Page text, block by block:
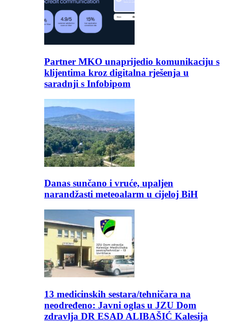
Partner MKO unaprijedio komunikaciju s
klijentima kroz digitalna rješenja u
saradnji s Infobipom
Danas sunčano i vruće, upaljen
narandžasti meteoalarm u cijeloj BiH
13 medicinskih sestara/tehničara na
neodređeno: Javni oglas u JZU Dom
zdravlja DR ESAD ALIBAŠIĆ Kalesija